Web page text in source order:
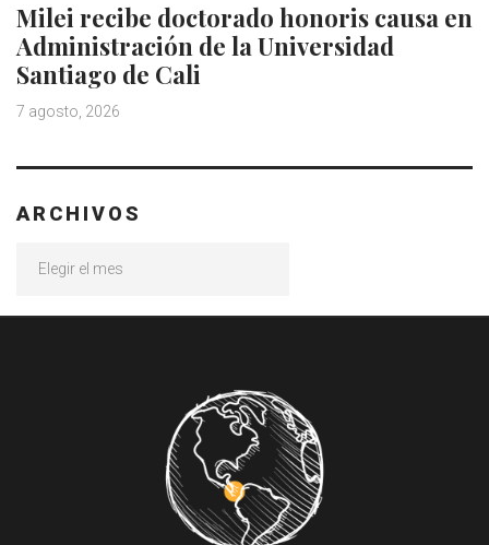
Milei recibe doctorado honoris causa en
Administración de la Universidad
Santiago de Cali
7 agosto, 2026
ARCHIVOS